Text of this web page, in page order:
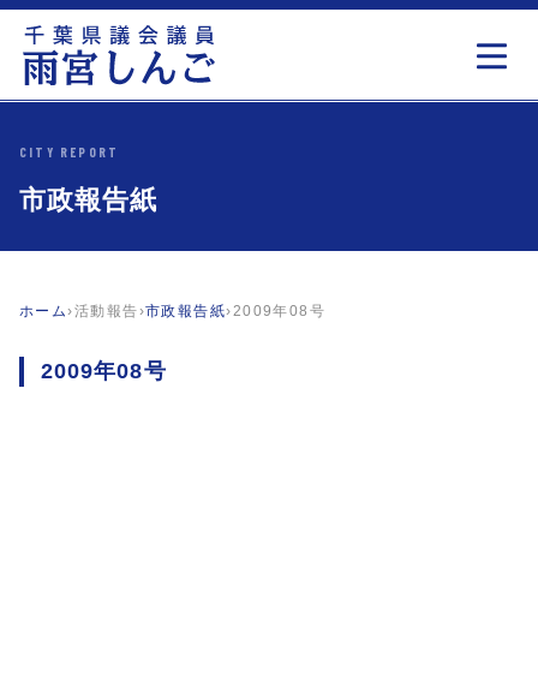
CITY REPORT
市政報告紙
ホーム›活動報告›市政報告紙›2009年08号
2009年08号